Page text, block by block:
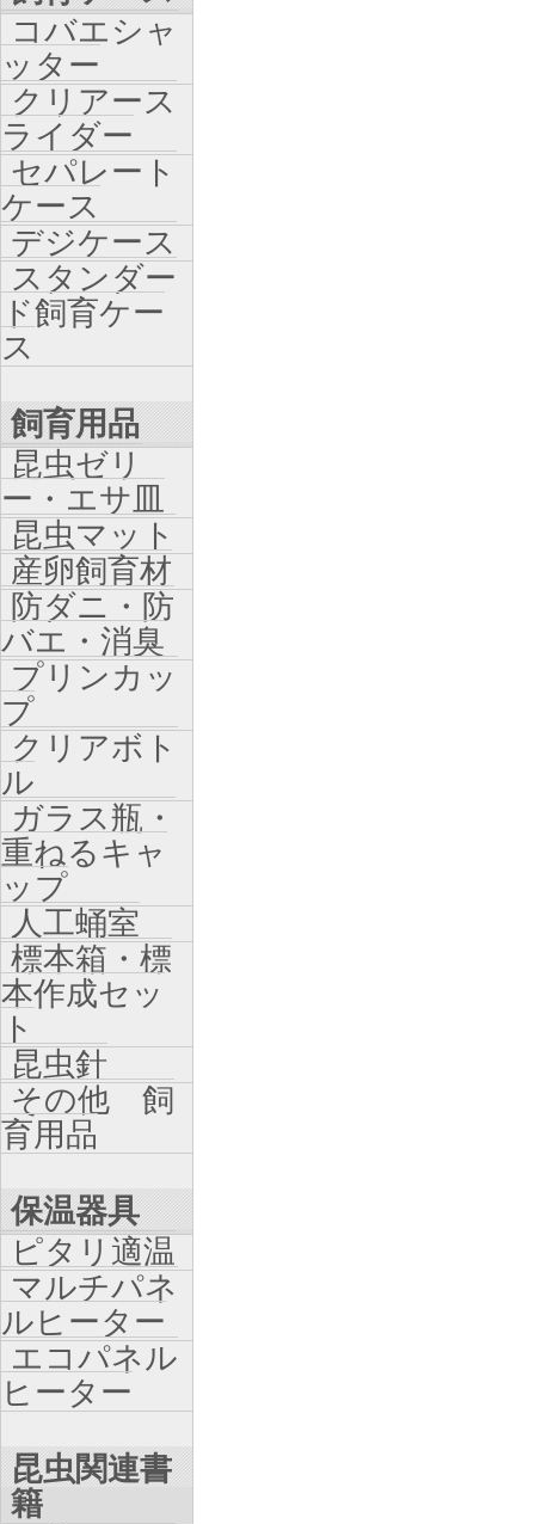
コバエシャ
ッター
クリアース
ライダー
セパレート
ケース
デジケース
スタンダー
ド飼育ケー
ス
飼育用品
昆虫ゼリ
ー・エサ皿
昆虫マット
産卵飼育材
防ダニ・防
バエ・消臭
プリンカッ
プ
クリアボト
ル
ガラス瓶・
重ねるキャ
ップ
人工蛹室
標本箱・標
本作成セッ
ト
昆虫針
その他 飼
育用品
保温器具
ピタリ適温
マルチパネ
ルヒーター
エコパネル
ヒーター
昆虫関連書
籍